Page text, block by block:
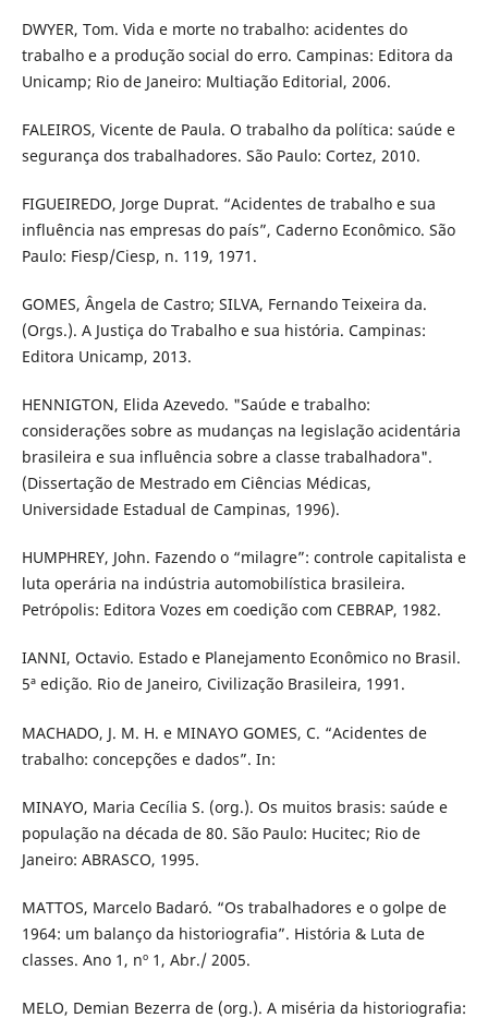
DWYER, Tom. Vida e morte no trabalho: acidentes do
trabalho e a produção social do erro. Campinas: Editora da
Unicamp; Rio de Janeiro: Multiação Editorial, 2006.
FALEIROS, Vicente de Paula. O trabalho da política: saúde e
segurança dos trabalhadores. São Paulo: Cortez, 2010.
FIGUEIREDO, Jorge Duprat. “Acidentes de trabalho e sua
influência nas empresas do país”, Caderno Econômico. São
Paulo: Fiesp/Ciesp, n. 119, 1971.
GOMES, Ângela de Castro; SILVA, Fernando Teixeira da.
(Orgs.). A Justiça do Trabalho e sua história. Campinas:
Editora Unicamp, 2013.
HENNIGTON, Elida Azevedo. "Saúde e trabalho:
considerações sobre as mudanças na legislação acidentária
brasileira e sua influência sobre a classe trabalhadora".
(Dissertação de Mestrado em Ciências Médicas,
Universidade Estadual de Campinas, 1996).
HUMPHREY, John. Fazendo o “milagre”: controle capitalista e
luta operária na indústria automobilística brasileira.
Petrópolis: Editora Vozes em coedição com CEBRAP, 1982.
IANNI, Octavio. Estado e Planejamento Econômico no Brasil.
5ª edição. Rio de Janeiro, Civilização Brasileira, 1991.
MACHADO, J. M. H. e MINAYO GOMES, C. “Acidentes de
trabalho: concepções e dados”. In:
MINAYO, Maria Cecília S. (org.). Os muitos brasis: saúde e
população na década de 80. São Paulo: Hucitec; Rio de
Janeiro: ABRASCO, 1995.
MATTOS, Marcelo Badaró. “Os trabalhadores e o golpe de
1964: um balanço da historiografia”. História & Luta de
classes. Ano 1, nº 1, Abr./ 2005.
MELO, Demian Bezerra de (org.). A miséria da historiografia: